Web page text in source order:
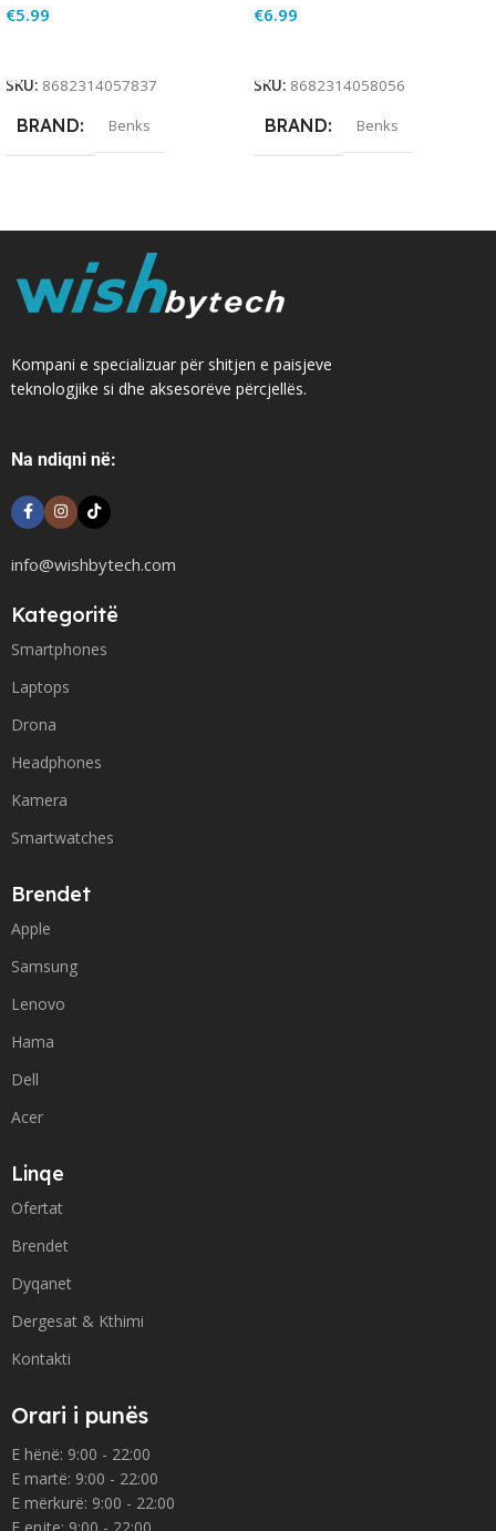
€5.99
SKU: 8682314057837
BRAND Benks
€6.99
SKU: 8682314058056
BRAND Benks
Kompani e specializuar për shitjen e paisjeve
teknologjike si dhe aksesorëve përcjellës.
Na ndiqni në:
info@wishbytech.com
Kategoritë
Smartphones
Laptops
Drona
Headphones
Kamera
Smartwatches
Brendet
Apple
Samsung
Lenovo
Hama
Dell
Acer
Linqe
Ofertat
Brendet
Dyqanet
Dergesat & Kthimi
Kontakti
Orari i punës
E hënë: 9:00 - 22:00
E martë: 9:00 - 22:00
E mërkurë: 9:00 - 22:00
E enjte: 9:00 - 22:00